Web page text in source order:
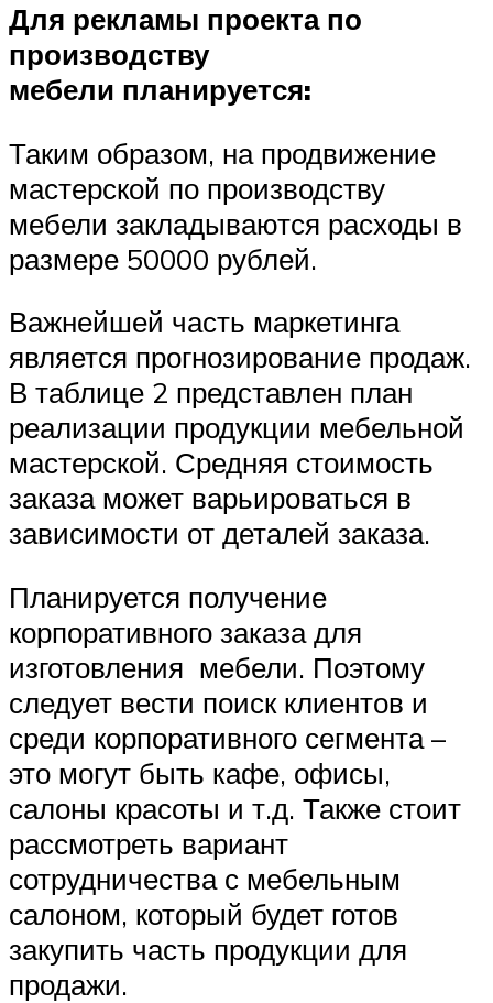
Для рекламы проекта по
производству
мебели планируется:
Таким образом, на продвижение
мастерской по производству
мебели закладываются расходы в
размере 50000 рублей.
Важнейшей часть маркетинга
является прогнозирование продаж.
В таблице 2 представлен план
реализации продукции мебельной
мастерской. Средняя стоимость
заказа может варьироваться в
зависимости от деталей заказа.
Планируется получение
корпоративного заказа для
изготовления мебели. Поэтому
следует вести поиск клиентов и
среди корпоративного сегмента –
это могут быть кафе, офисы,
салоны красоты и т.д. Также стоит
рассмотреть вариант
сотрудничества с мебельным
салоном, который будет готов
закупить часть продукции для
продажи.